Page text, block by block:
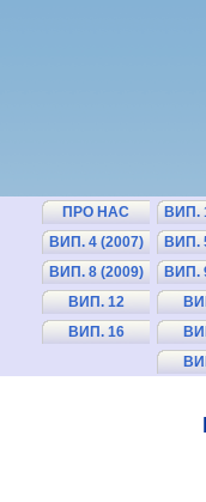
ПРО НАС ВИП.
ВИП. 4 (2007)
ВИП.
ВИП. 8 (2009)
ВИП.
ВИП. 12
(2011)
ВИП. 16